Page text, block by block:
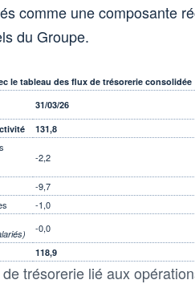
comme une composante
du Groupe.
le tableau des flux de trésorerie consolidée
31/03/26
131,8
-2,2
-9,7
-1,0
-0,0
118,9
trésorerie lié aux